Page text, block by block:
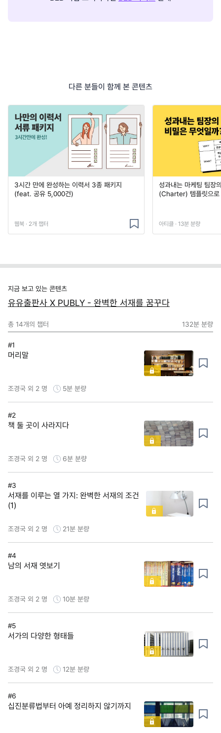
다른 분들이 함께 본 콘텐츠
3시간 만에 완성하는 이력서 3종 패키지
(feat. 공유 5,000건)
웹북 · 2개 챕터
성과내는 마케팅 팀장
(Charter) 템플릿으로
아티클 · 13분 분량
지금 보고 있는 콘텐츠
유유출판사 X PUBLY - 완벽한 서재를 꿈꾸다
총 14개의 챕터 132분 분량
#1
머리말
조경국 외 2 명 5분 분량
#2
책 둘 곳이 사라지다
조경국 외 2 명 6분 분량
#3
서재를 이루는 열 가지: 완벽한 서재의 조건
(1)
조경국 외 2 명 21분 분량
#4
남의 서재 엿보기
조경국 외 2 명 10분 분량
#5
서가의 다양한 형태들
조경국 외 2 명 12분 분량
#6
십진분류법부터 아예 정리하지 않기까지